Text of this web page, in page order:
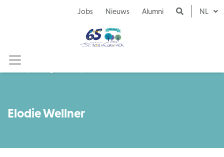
Jobs Nieuws Alumni NL
Elodie Wellner